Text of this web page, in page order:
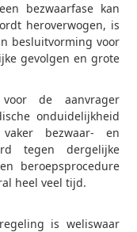
bezwaarfase kan
heroverwogen, is
besluitvorming voor
gevolgen en grote
de aanvrager
onduidelijkheid
bezwaar- en
tegen dergelijke
beroepsprocedure
heel veel tijd.
is weliswaar